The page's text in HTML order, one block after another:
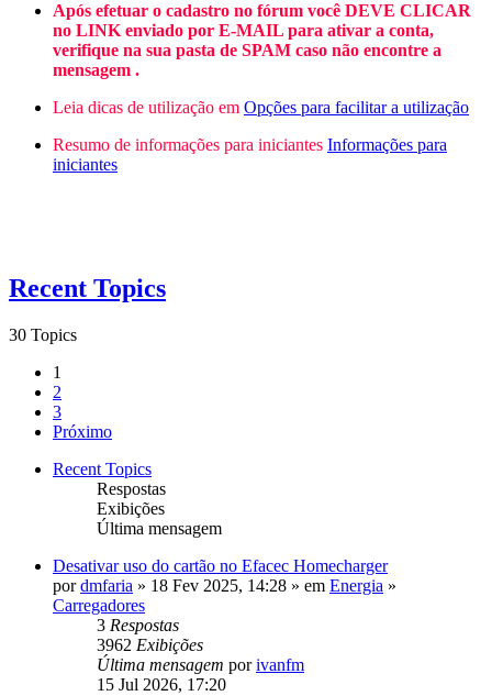
Após efetuar o cadastro no fórum você DEVE CLICAR
no LINK enviado por E-MAIL para ativar a conta,
verifique na sua pasta de SPAM caso não encontre a
mensagem .
Leia dicas de utilização em Opções para facilitar a utilização
Resumo de informações para iniciantes Informações para
iniciantes
Recent Topics
30 Topics
1
2
3
Próximo
Recent Topics
Respostas
Exibições
Última mensagem
Desativar uso do cartão no Efacec Homecharger
pordmfaria » 18 Fev 2025, 14:28 » em Energia »
Carregadores
3 Respostas
3962 Exibições
Última mensagem porivanfm
15 Jul 2026, 17:20